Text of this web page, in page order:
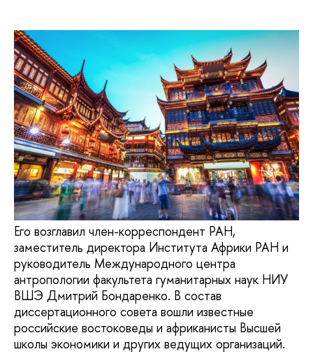
Его возглавил член-корреспондент РАН,
заместитель директора Института Африки РАН и
руководитель Международного центра
антропологии факультета гуманитарных наук НИУ
ВШЭ Дмитрий Бондаренко. В состав
диссертационного совета вошли известные
российские востоковеды и африканисты Высшей
школы экономики и других ведущих организаций.